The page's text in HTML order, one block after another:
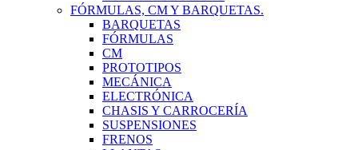
FÓRMULAS, CM Y BARQUETAS.
BARQUETAS
FÓRMULAS
CM
PROTOTIPOS
MECÁNICA
ELECTRÓNICA
CHASIS Y CARROCERÍA
SUSPENSIONES
FRENOS